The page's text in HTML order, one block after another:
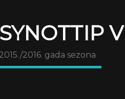
SYNOTTIP
2015./2016. gada sezona